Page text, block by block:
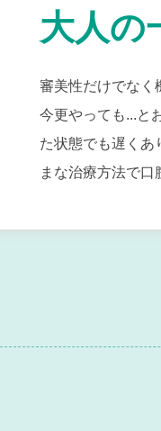
大人の
審美性だけでなく
今更やっても...と
た状態でも遅くあ
まな治療方法で口